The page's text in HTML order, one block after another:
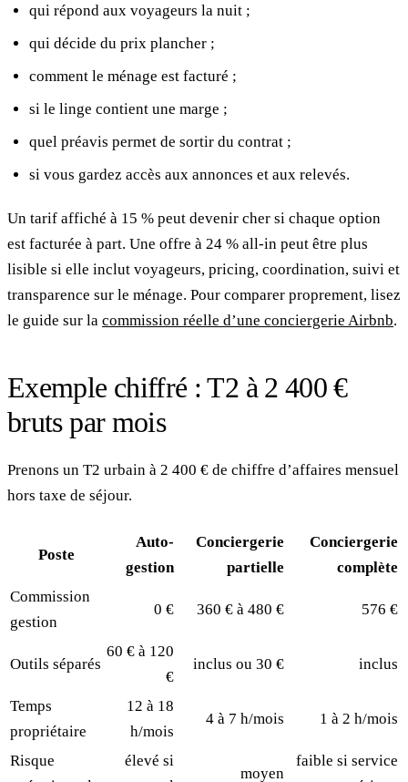
qui répond aux voyageurs la nuit ;
qui décide du prix plancher ;
comment le ménage est facturé ;
si le linge contient une marge ;
quel préavis permet de sortir du contrat ;
si vous gardez accès aux annonces et aux relevés.
Un tarif affiché à 15 % peut devenir cher si chaque option
est facturée à part. Une offre à 24 % all-in peut être plus
lisible si elle inclut voyageurs, pricing, coordination, suivi et
transparence sur le ménage. Pour comparer proprement, lisez
le guide sur la commission réelle d’une conciergerie Airbnb.
Exemple chiffré : T2 à 2 400 €
bruts par mois
Prenons un T2 urbain à 2 400 € de chiffre d’affaires mensuel
hors taxe de séjour.
Poste
Auto-
gestion
Conciergerie
partielle
Conciergerie
complète
Commission
gestion
0 € 360 € à 480 € 576 €
Outils séparés
60 € à 120
€
inclus ou 30 € inclus
Temps
propriétaire
12 à 18
h/mois
4 à 7 h/mois 1 à 2 h/mois
Risque
élevé si
moyen
faible si service